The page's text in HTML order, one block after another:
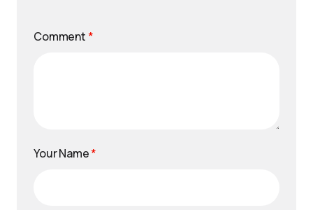
Comment *
Your Name*